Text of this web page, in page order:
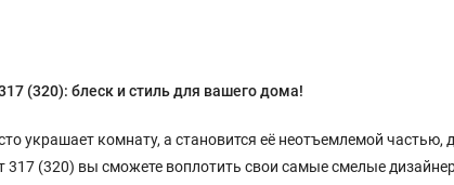
(320): блеск и стиль для вашего дома!
украшает комнату, а становится её неотъемлемой
(320) вы сможете воплотить свои самые смелые